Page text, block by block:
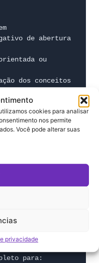
cookies para analisar
nos permite
Você pode alterar suas
privacidade
de abertura
ou
dos conceitos
ou mapa
local dos alunos
caseiro (se
de História
para: